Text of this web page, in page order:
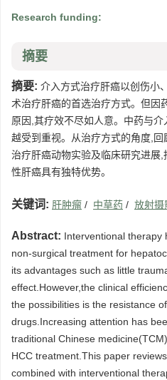
Research funding:
摘要
摘要: 介入方式治疗肝癌以创伤小
术治疗肝癌的首选治疗方式。但因
原因,其疗效不尽如人意。中药与
越受到重视。从治疗方式的角度,
治疗肝癌动物实验及临床研究进展
性肝癌具有独特优势。
关键词: 肝肿瘤 / 中草药 / 放射摄
Abstract: Interventional therapy
non-surgical treatment for
its advantages such as little
effect.However,the clinical
the possibilities is the resistance
drugs.Increasing attention has
traditional Chinese
HCC treatment.This paper
combined with interventional